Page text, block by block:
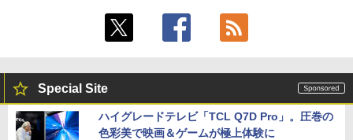
Special Site
ハイグレードテレビ「TCL Q7D Pro」。圧巻の
色彩美で映画＆ゲームが極上体験に